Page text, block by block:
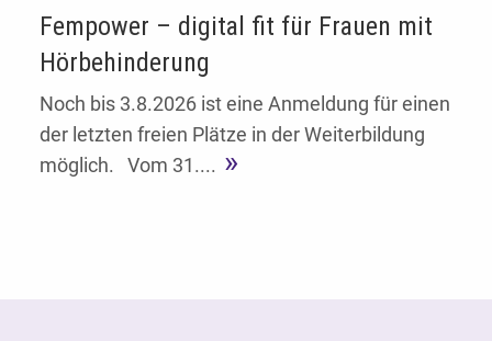
Fempower – digital fit für Frauen mit
Hörbehinderung
Noch bis 3.8.2026 ist eine Anmeldung für einen
der letzten freien Plätze in der Weiterbildung
möglich. Vom 31....